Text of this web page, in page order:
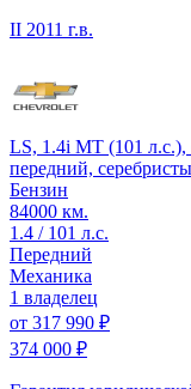
II 2011 г.в.
LS, 1.4i MT (101 л.с.),
передний,
Бензин
84000 км.
1.4 / 101 л.с.
Передний
Механика
1 владелец
от 317 990 ₽
374 000 ₽